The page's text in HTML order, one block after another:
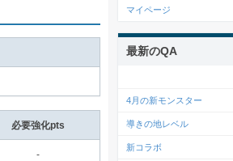
必要強化pts
-
マイページ
最新のQA
4月の新モンスター
導きの地レベル
新コラボ